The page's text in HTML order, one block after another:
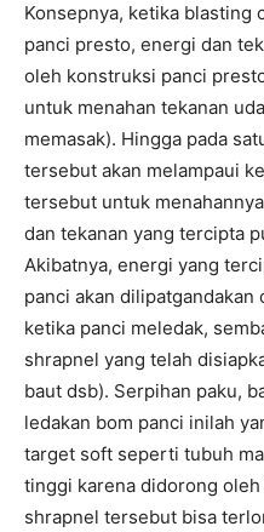
Konsepnya, ketika blasting
panci presto, energi dan
oleh konstruksi panci
untuk menahan tekanan
memasak). Hingga pada
tersebut akan melampaui
tersebut untuk
dan tekanan yang tercipta
Akibatnya, energi yang
panci akan
ketika panci meledak,
shrapnel yang telah
baut dsb). Serpihan paku,
ledakan bom panci inilah
target soft seperti tubuh
tinggi karena didorong
shrapnel tersebut bisa